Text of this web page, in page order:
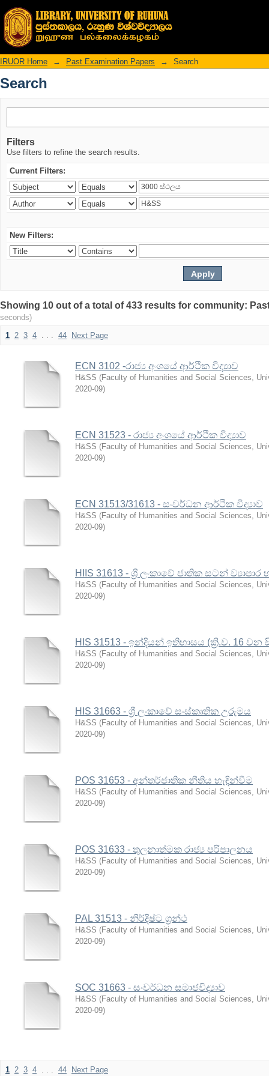
Search
IRUOR Home → Past Examination Papers → Search
Search
Filters
Use filters to refine the search results.
Current Filters:
New Filters:
Showing 10 out of a total of 433 results for community:
seconds)
1 2 3 4 . . . 44 Next Page
ECN 3102 -රාජ්‍ය අංශයේ ආර්ථික විද්‍යාව
H&SS (Faculty of Humanities and Social Sciences,
2020-09)
ECN 31523 - රාජ්‍ය අංශයේ ආර්ථික විද්‍යාව
H&SS (Faculty of Humanities and Social Sciences,
2020-09)
ECN 31513/31613 - සංවර්ධන ආර්ථික විද්‍යාව
H&SS (Faculty of Humanities and Social Sciences,
2020-09)
HIIS 31613 - ශ්‍රී ලංකාවේ ජාතික සටන්
H&SS (Faculty of Humanities and Social Sciences,
2020-09)
HIS 31513 - ඉන්දියන් ඉතිහාසය (ක්‍රි.ව. 16 වන
H&SS (Faculty of Humanities and Social Sciences,
2020-09)
HIS 31663 - ශ්‍රී ලංකාවේ සංස්කෘතික උරුමය
H&SS (Faculty of Humanities and Social Sciences,
2020-09)
POS 31653 - අන්තර්ජාතික නීතිය හැඳින්වීම
H&SS (Faculty of Humanities and Social Sciences,
2020-09)
POS 31633 - තුලනාත්මක රාජ්‍ය පරිපාලනය
H&SS (Faculty of Humanities and Social Sciences,
2020-09)
PAL 31513 - නිර්දිෂ්ට ග්‍රන්ථ
H&SS (Faculty of Humanities and Social Sciences,
2020-09)
SOC 31663 - සංවර්ධන සමාජවිද්‍යාව
H&SS (Faculty of Humanities and Social Sciences,
2020-09)
1 2 3 4 . . . 44 Next Page